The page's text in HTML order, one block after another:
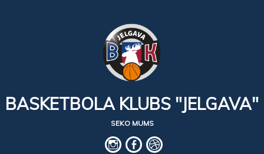
BASKETBOLA KLUBS "JELGAVA"
SEKO MUMS
IG fb basket